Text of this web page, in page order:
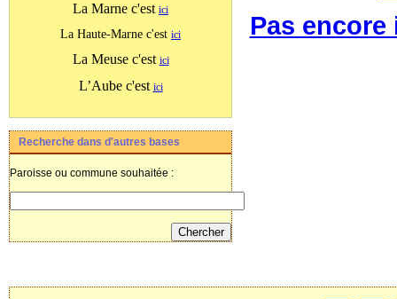
La Marne c'est ici
La Haute-Marne c'est ici
La Meuse c'est ici
L’Aube c'est ici
Recherche dans d'autres bases
Paroisse ou commune souhaitée :
Pas